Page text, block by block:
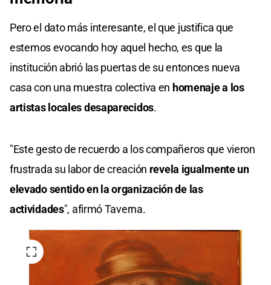
Pero el dato más interesante, el que justifica que
estemos evocando hoy aquel hecho, es que la
institución abrió las puertas de su entonces nueva
casa con una muestra colectiva en homenaje a los
artistas locales desaparecidos.
"Este gesto de recuerdo a los compañeros que vieron
frustrada su labor de creación revela igualmente un
elevado sentido en la organización de las
actividades", afirmó Taverna.